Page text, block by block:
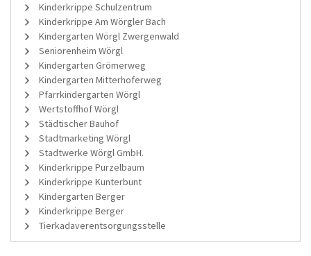
Kinderkrippe Schulzentrum
Kinderkrippe Am Wörgler Bach
Kindergarten Wörgl Zwergenwald
Seniorenheim Wörgl
Kindergarten Grömerweg
Kindergarten Mitterhoferweg
Pfarrkindergarten Wörgl
Wertstoffhof Wörgl
Städtischer Bauhof
Stadtmarketing Wörgl
Stadtwerke Wörgl GmbH.
Kinderkrippe Purzelbaum
Kinderkrippe Kunterbunt
Kindergarten Berger
Kinderkrippe Berger
Tierkadaverentsorgungsstelle